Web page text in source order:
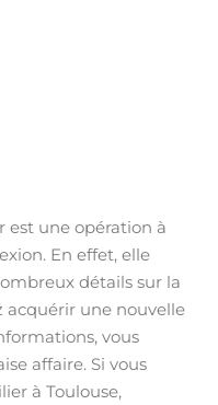
une opération à
En effet, elle
détails sur la
acquérir une nouvelle
vous
affaire. Si vous
à Toulouse,